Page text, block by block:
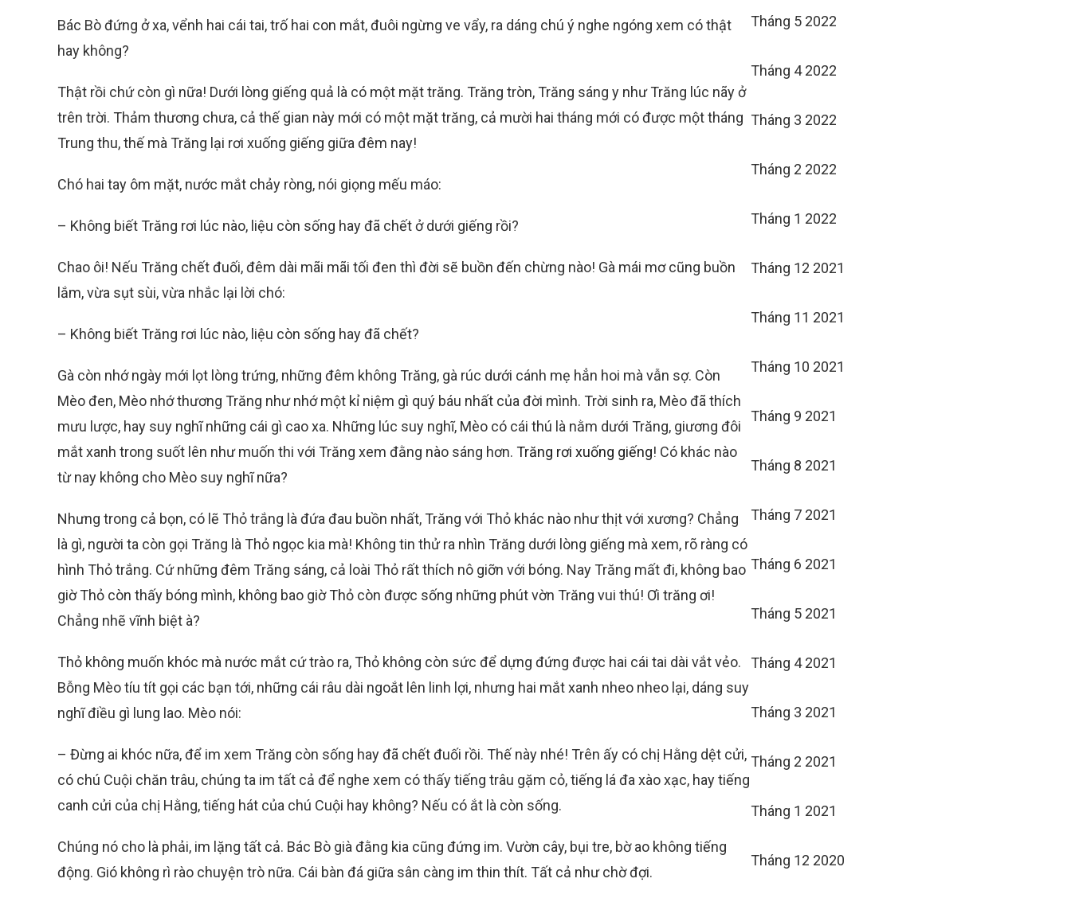
Bác Bò đứng ở xa, vểnh hai cái tai, trố hai con mắt, đuôi ngừng ve vẩy, ra dáng chú ý nghe ngóng xem có thật
hay không?
Thật rồi chứ còn gì nữa! Dưới lòng giếng quả là có một mặt trăng. Trăng tròn, Trăng sáng y như Trăng lúc nãy ở
trên trời. Thảm thương chưa, cả thế gian này mới có một mặt trăng, cả mười hai tháng mới có được một tháng
Trung thu, thế mà Trăng lại rơi xuống giếng giữa đêm nay!
Chó hai tay ôm mặt, nước mắt chảy ròng, nói giọng mếu máo:
– Không biết Trăng rơi lúc nào, liệu còn sống hay đã chết ở dưới giếng rồi?
Chao ôi! Nếu Trăng chết đuối, đêm dài mãi mãi tối đen thì đời sẽ buồn đến chừng nào! Gà mái mơ cũng buồn
lắm, vừa sụt sùi, vừa nhắc lại lời chó:
– Không biết Trăng rơi lúc nào, liệu còn sống hay đã chết?
Gà còn nhớ ngày mới lọt lòng trứng, những đêm không Trăng, gà rúc dưới cánh mẹ hẳn hoi mà vẫn sợ. Còn
Mèo đen, Mèo nhớ thương Trăng như nhớ một kỉ niệm gì quý báu nhất của đời mình. Trời sinh ra, Mèo đã thích
mưu lược, hay suy nghĩ những cái gì cao xa. Những lúc suy nghĩ, Mèo có cái thú là nằm dưới Trăng, giương đôi
mắt xanh trong suốt lên như muốn thi với Trăng xem đằng nào sáng hơn. Trăng rơi xuống giếng! Có khác nào
từ nay không cho Mèo suy nghĩ nữa?
Nhưng trong cả bọn, có lẽ Thỏ trắng là đứa đau buồn nhất, Trăng với Thỏ khác nào như thịt với xương? Chẳng
là gì, người ta còn gọi Trăng là Thỏ ngọc kia mà! Không tin thử ra nhìn Trăng dưới lòng giếng mà xem, rõ ràng có
hình Thỏ trắng. Cứ những đêm Trăng sáng, cả loài Thỏ rất thích nô giỡn với bóng. Nay Trăng mất đi, không bao
giờ Thỏ còn thấy bóng mình, không bao giờ Thỏ còn được sống những phút vờn Trăng vui thú! Ơi trăng ơi!
Chẳng nhẽ vĩnh biệt à?
Thỏ không muốn khóc mà nước mắt cứ trào ra, Thỏ không còn sức để dựng đứng được hai cái tai dài vắt vẻo.
Bỗng Mèo tíu tít gọi các bạn tới, những cái râu dài ngoắt lên linh lợi, nhưng hai mắt xanh nheo nheo lại, dáng suy
nghĩ điều gì lung lao. Mèo nói:
– Đừng ai khóc nữa, để im xem Trăng còn sống hay đã chết đuối rồi. Thế này nhé! Trên ấy có chị Hằng dệt cửi,
có chú Cuội chăn trâu, chúng ta im tất cả để nghe xem có thấy tiếng trâu gặm cỏ, tiếng lá đa xào xạc, hay tiếng
canh cửi của chị Hằng, tiếng hát của chú Cuội hay không? Nếu có ắt là còn sống.
Chúng nó cho là phải, im lặng tất cả. Bác Bò già đằng kia cũng đứng im. Vườn cây, bụi tre, bờ ao không tiếng
động. Gió không rì rào chuyện trò nữa. Cái bàn đá giữa sân càng im thin thít. Tất cả như chờ đợi.
Tháng 5 2022
Tháng 4 2022
Tháng 3 2022
Tháng 2 2022
Tháng 1 2022
Tháng 12 2021
Tháng 11 2021
Tháng 10 2021
Tháng 9 2021
Tháng 8 2021
Tháng 7 2021
Tháng 6 2021
Tháng 5 2021
Tháng 4 2021
Tháng 3 2021
Tháng 2 2021
Tháng 1 2021
Tháng 12 2020